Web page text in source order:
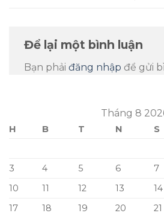
Để lại một bình luận
Bạn phải đăng nhập để gửi
Tháng 8
H B T N S
3
4 5 6 7
10
11 12 13 14
17
18 19 20 21